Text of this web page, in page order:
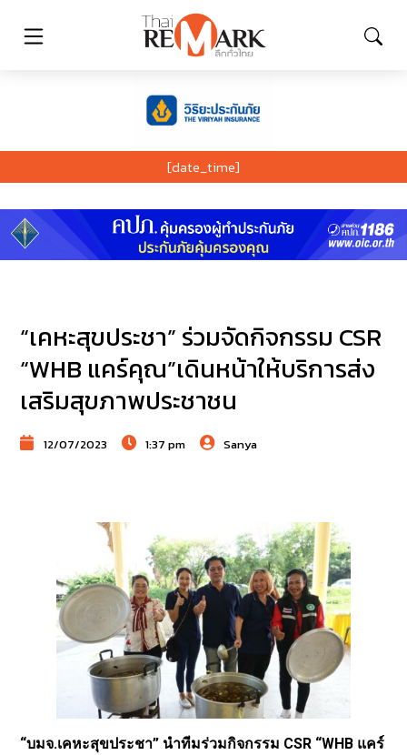
[date_time]
“เคหะสุขประชา” ร่วมจัดกิจกรรม CSR
“WHB แคร์คุณ”เดินหน้าให้บริการส่ง
เสริมสุขภาพประชาชน
12/07/2023 1:37 pm Sanya
“บมจ.เคหะสุขประชา” นำทีมร่วมกิจกรรม CSR “WHB แคร์